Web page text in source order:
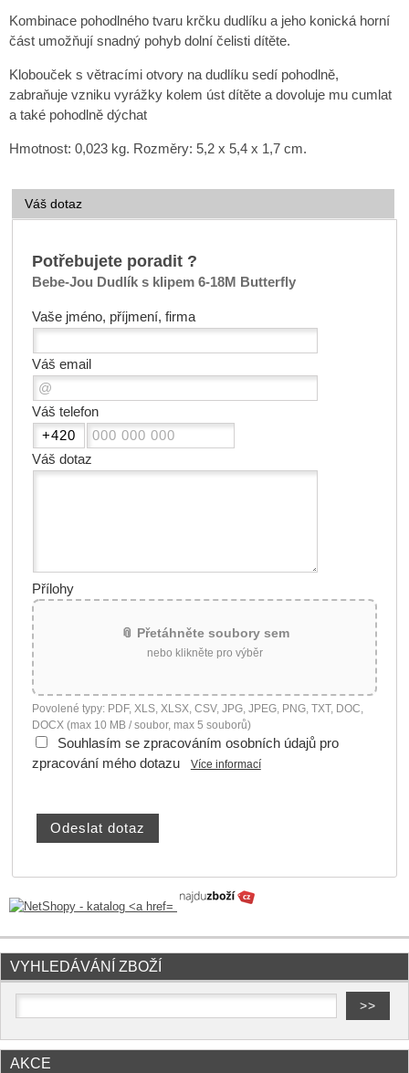
Kombinace pohodlného tvaru krčku dudlíku a jeho konická horní
část umožňují snadný pohyb dolní čelisti dítěte.
Klobouček s větracími otvory na dudlíku sedí pohodlně,
zabraňuje vzniku vyrážky kolem úst dítěte a dovoluje mu cumlat
a také pohodlně dýchat
Hmotnost: 0,023 kg. Rozměry: 5,2 x 5,4 x 1,7 cm.
Váš dotaz
Potřebujete poradit ?
Bebe-Jou Dudlík s klipem 6-18M Butterfly
Vaše jméno, příjmení, firma
Váš email
Váš telefon
Váš dotaz
Přílohy
📎 Přetáhněte soubory sem
nebo klikněte pro výběr
Povolené typy: PDF, XLS, XLSX, CSV, JPG, JPEG, PNG, TXT, DOC,
DOCX (max 10 MB / soubor, max 5 souborů)
Souhlasím se zpracováním osobních údajů pro
zpracování mého dotazu
Více informací
VYHLEDÁVÁNÍ ZBOŽÍ
AKCE